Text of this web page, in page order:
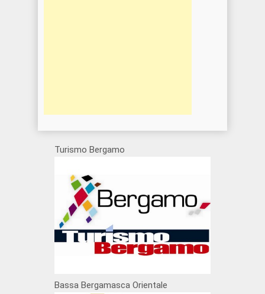
Turismo Bergamo
Bassa Bergamasca Orientale